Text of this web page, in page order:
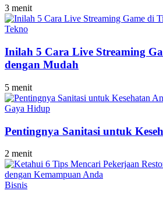
3 menit
Tekno
Inilah 5 Cara Live Streaming
dengan Mudah
5 menit
Gaya Hidup
Pentingnya Sanitasi untuk
2 menit
Bisnis